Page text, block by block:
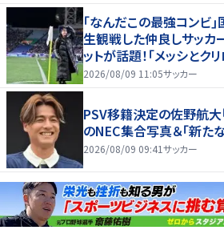
｢なんだこの最強コンビ
生観戦した仲良しサッカ
ットが話題！｢メッシとク
くちゃ可愛い｣
2026/08/09 11:05サッカー
PSV移籍決定の佐野航大
のNEC集合写真＆「新た
2026/08/09 09:41サッカー